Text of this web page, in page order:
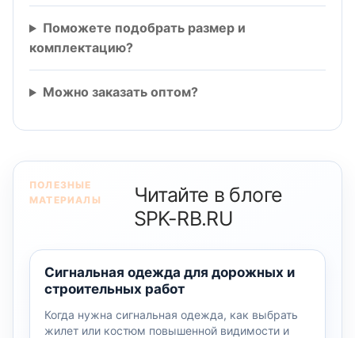
Поможете подобрать размер и
комплектацию?
Можно заказать оптом?
ПОЛЕЗНЫЕ
МАТЕРИАЛЫ
Читайте в блоге
SPK-RB.RU
Сигнальная одежда для дорожных и
строительных работ
Когда нужна сигнальная одежда, как выбрать
жилет или костюм повышенной видимости и